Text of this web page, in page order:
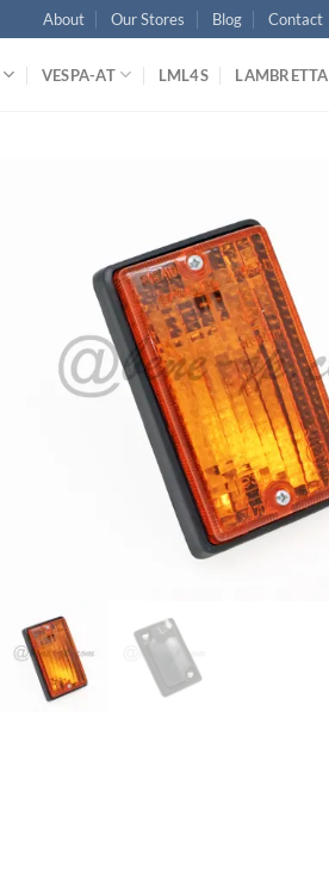
About Our Stores Blog Contact
VESPA-AT LML4S LAMBRETTA